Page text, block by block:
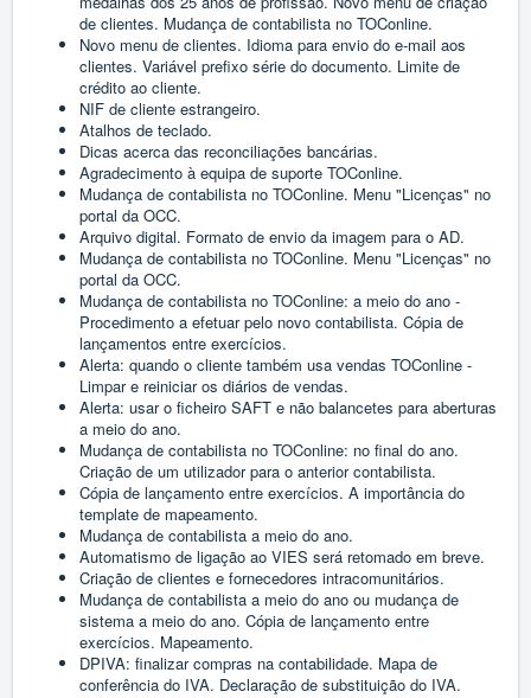
de clientes. Mudança de contabilista no TOConline.
Novo menu de clientes. Idioma para envio do e-mail aos
clientes. Variável prefixo série do documento. Limite de
crédito ao cliente.
NIF de cliente estrangeiro.
Atalhos de teclado.
Dicas acerca das reconciliações bancárias.
Agradecimento à equipa de suporte TOConline.
Mudança de contabilista no TOConline. Menu "Licenças" no
portal da OCC.
Arquivo digital. Formato de envio da imagem para o AD.
Mudança de contabilista no TOConline. Menu "Licenças" no
portal da OCC.
Mudança de contabilista no TOConline: a meio do ano -
Procedimento a efetuar pelo novo contabilista. Cópia de
lançamentos entre exercícios.
Alerta: quando o cliente também usa vendas TOConline -
Limpar e reiniciar os diários de vendas.
Alerta: usar o ficheiro SAFT e não balancetes para aberturas
a meio do ano.
Mudança de contabilista no TOConline: no final do ano.
Criação de um utilizador para o anterior contabilista.
Cópia de lançamento entre exercícios. A importância do
template de mapeamento.
Mudança de contabilista a meio do ano.
Automatismo de ligação ao VIES será retomado em breve.
Criação de clientes e fornecedores intracomunitários.
Mudança de contabilista a meio do ano ou mudança de
sistema a meio do ano. Cópia de lançamento entre
exercícios. Mapeamento.
DPIVA: finalizar compras na contabilidade. Mapa de
conferência do IVA. Declaração de substituição do IVA.